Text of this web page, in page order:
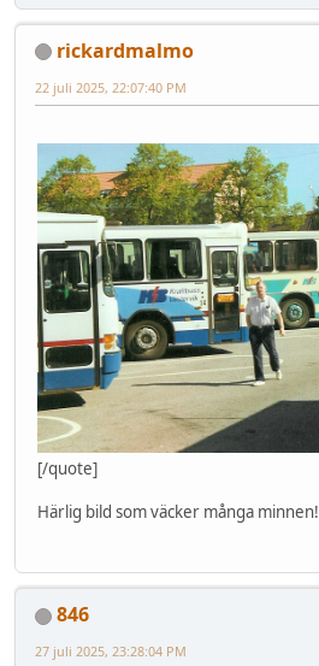
rickardmalmo
22 juli 2025, 22:07:40 PM
[/quote]
Härlig bild som väcker många minnen!
846
27 juli 2025, 23:28:04 PM